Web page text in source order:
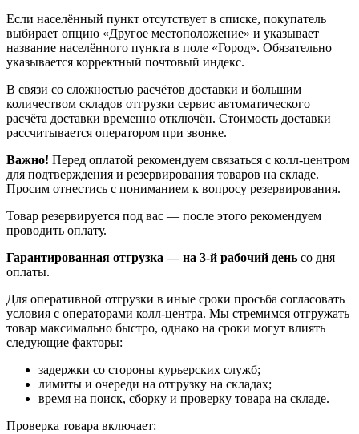
Если населённый пункт отсутствует в списке, покупатель
выбирает опцию «Другое местоположение» и указывает
название населённого пункта в поле «Город». Обязательно
указывается корректный почтовый индекс.
В связи со сложностью расчётов доставки и большим
количеством складов отгрузки сервис автоматического
расчёта доставки временно отключён. Стоимость доставки
рассчитывается оператором при звонке.
Важно! Перед оплатой рекомендуем связаться с колл‑центром
для подтверждения и резервирования товаров на складе.
Просим отнестись с пониманием к вопросу резервирования.
Товар резервируется под вас — после этого рекомендуем
проводить оплату.
Гарантированная отгрузка — на 3‑й рабочий день со дня
оплаты.
Для оперативной отгрузки в иные сроки просьба согласовать
условия с операторами колл‑центра. Мы стремимся отгружать
товар максимально быстро, однако на сроки могут влиять
следующие факторы:
задержки со стороны курьерских служб;
лимиты и очереди на отгрузку на складах;
время на поиск, сборку и проверку товара на складе.
Проверка товара включает: